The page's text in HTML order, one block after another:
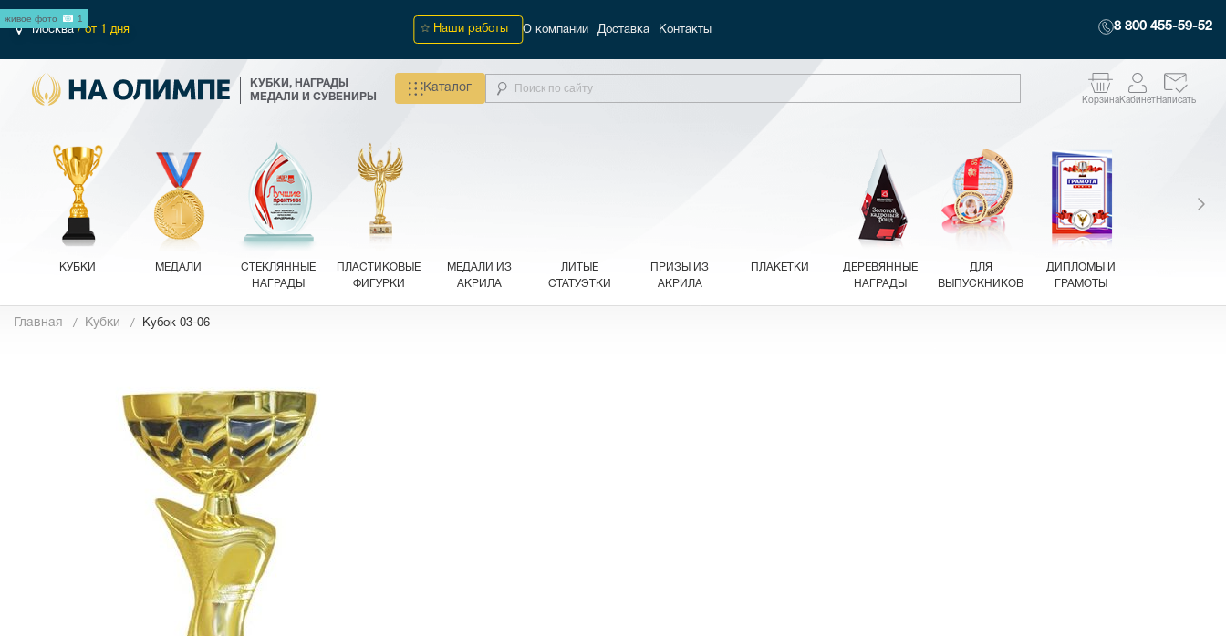
Москва/ от 1 дня Наши работы О компании Доставка Контакты 8 800 455-59-52
КУБКИ, НАГРАДЫ
МЕДАЛИ И СУВЕНИРЫ
Каталог
КорзинаКабинетНаписать
КУБКИ МЕДАЛИ
СТЕКЛЯННЫЕ
НАГРАДЫ
ПЛАСТИКОВЫЕ
ФИГУРКИ
МЕДАЛИ ИЗ
АКРИЛА
ЛИТЫЕ
СТАТУЭТКИ
ПРИЗЫ ИЗ
АКРИЛА
ПЛАКЕТКИ
ДЕРЕВЯННЫЕ
НАГРАДЫ
ДЛЯ
ВЫПУСКНИКОВ
ДИПЛОМЫ И
ГРАМОТЫ
РАСПРОДАЖА
ПОИСК ПО
СОБЫТИЮ
Главная Кубки Кубок 03-06
живое фото 1